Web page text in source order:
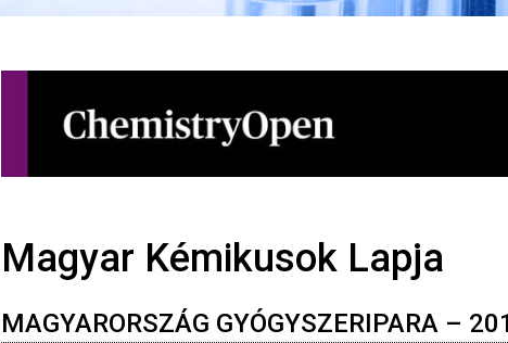
Magyar Kémikusok Lapja
MAGYARORSZÁG GYÓGYSZERIPARA –